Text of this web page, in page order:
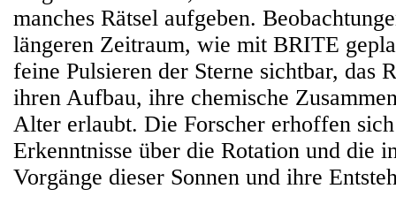
manches Rätsel aufgeben.
längeren Zeitraum, wie mit BRITE
feine Pulsieren der Sterne sichtbar, das
ihren Aufbau, ihre chemische
Alter erlaubt. Die Forscher erhoffen
Erkenntnisse über die Rotation und die
Vorgänge dieser Sonnen und ihre